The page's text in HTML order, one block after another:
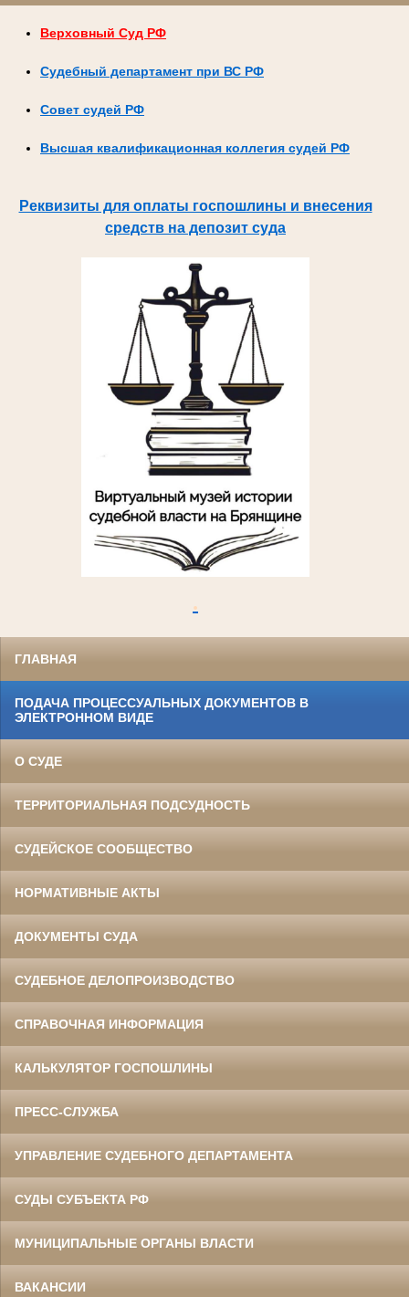
Верховный Суд РФ
Судебный департамент при ВС РФ
Совет судей РФ
Высшая квалификационная коллегия судей РФ
Реквизиты для оплаты госпошлины и внесения
средств на депозит суда
.
ГЛАВНАЯ
ПОДАЧА ПРОЦЕССУАЛЬНЫХ ДОКУМЕНТОВ В
ЭЛЕКТРОННОМ ВИДЕ
О СУДЕ
ТЕРРИТОРИАЛЬНАЯ ПОДСУДНОСТЬ
СУДЕЙСКОЕ СООБЩЕСТВО
НОРМАТИВНЫЕ АКТЫ
ДОКУМЕНТЫ СУДА
СУДЕБНОЕ ДЕЛОПРОИЗВОДСТВО
СПРАВОЧНАЯ ИНФОРМАЦИЯ
КАЛЬКУЛЯТОР ГОСПОШЛИНЫ
ПРЕСС-СЛУЖБА
УПРАВЛЕНИЕ СУДЕБНОГО ДЕПАРТАМЕНТА
СУДЫ СУБЪЕКТА РФ
МУНИЦИПАЛЬНЫЕ ОРГАНЫ ВЛАСТИ
ВАКАНСИИ